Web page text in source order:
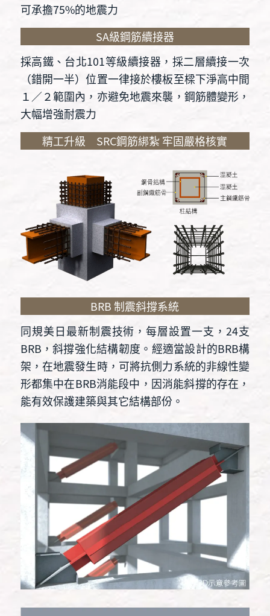
可承擔75%的地震力
SA級鋼筋續接器
採高鐵、台北101等級續接器，採二層續接一次
（錯開一半）位置一律接於樓板至樑下淨高中間
１／２範圍內，亦避免地震來襲，鋼筋體變形，
大幅增強耐震力
精工升級 SRC鋼筋綁紮 牢固嚴格核實
BRB 制震斜撐系統
同規美日最新制震技術，每層設置一支，24支
BRB，斜撐強化結構韌度。經適當設計的BRB構
架，在地震發生時，可將抗側力系統的非線性變
形都集中在BRB消能段中，因消能斜撐的存在，
能有效保護建築與其它結構部份。